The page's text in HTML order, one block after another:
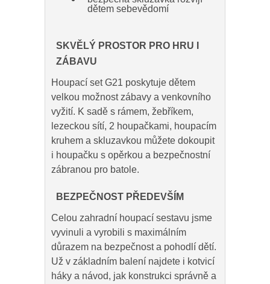
dětem sebevědomí
SKVĚLÝ PROSTOR PRO HRU I
ZÁBAVU
Houpací set G21 poskytuje dětem
velkou možnost zábavy a venkovního
vyžití. K sadě s rámem, žebříkem,
lezeckou sítí, 2 houpačkami, houpacím
kruhem a skluzavkou můžete dokoupit
i houpačku s opěrkou a bezpečnostní
zábranou pro batole.
BEZPEČNOST PŘEDEVŠÍM
Celou zahradní houpací sestavu jsme
vyvinuli a vyrobili s maximálním
důrazem na bezpečnost a pohodlí dětí.
Už v základním balení najdete i kotvicí
háky a návod, jak konstrukci správně a